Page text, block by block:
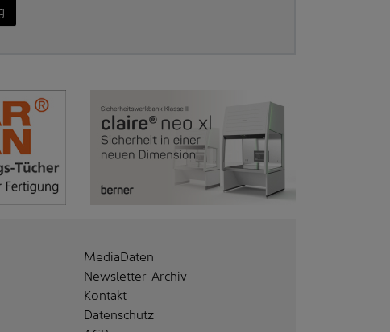
MediaDaten
Newsletter-Archiv
Kontakt
Datenschutz